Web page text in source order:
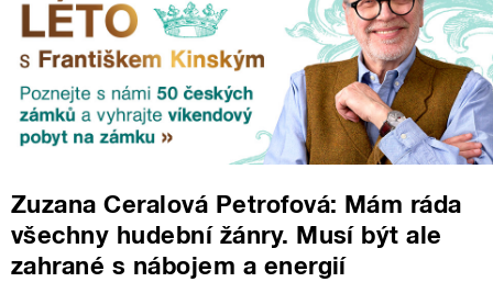
Zuzana Ceralová Petrofová: Mám ráda
všechny hudební žánry. Musí být ale
zahrané s nábojem a energií